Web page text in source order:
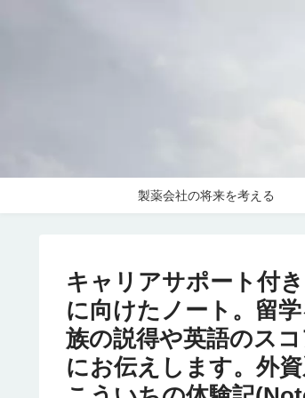
製薬会社の将来を考える
キャリアサポート付
に向けたノート。留
族の説得や英語のス
にお伝えします。外